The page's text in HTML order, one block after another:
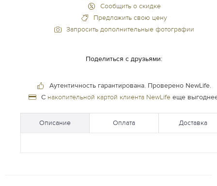
Сообщить о скидке
Предложить свою цену
Запросить дополнительные фотографии
Поделиться с друзьями:
Аутентичность гарантирована. Проверено NewLife.
С накопительной картой клиента NewLifeеще
Описание Оплата Доставка